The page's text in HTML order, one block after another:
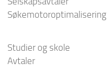
Søkemotoroptimalisering
Studier og skole
Avtaler